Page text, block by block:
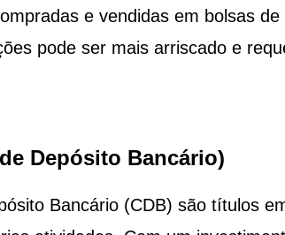
e vendidas em bolsas
pode ser mais arriscado e
Depósito Bancário)
Bancário (CDB) são títulos